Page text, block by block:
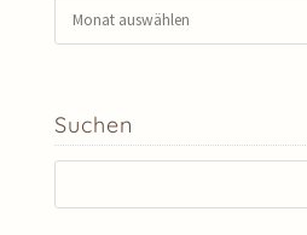
Beiträge
Suchen